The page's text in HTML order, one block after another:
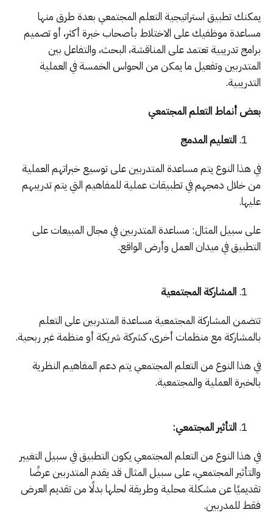
يمكنك تطبيق استراتيجية التعلم المجتمعي بعدة طرق منها
مساعدة موظفيك على الاختلاط بأصحاب خبرة أكثر، أو تصميم
برامج تدريبية تعتمد على المناقشة، البحث، والتفاعل بين
المتدربين وتفعيل ما يمكن من الحواس الخمسة في العملية
التدريبية.
بعض أنماط التعلم المجتمعي
التعليم المدمج
في هذا النوع يتم مساعدة المتدربين على توسيع خبراتهم العملية
من خلال دمجهم في تطبيقات عملية للمفاهيم التي يتم تدريبهم
عليها.
على سبيل المثال: مساعدة المتدربين في مجال المبيعات على
التطبيق في ميدان العمل وأرض الواقع.
المشاركة المجتمعية
تتضمن المشاركة المجتمعية مساعدة المتدربين على التعلم
بالمشاركة مع منظمات أخرى، كشركة شريكة أو منظمة غير ربحية.
في هذا النوع من التعلم المجتمعي يتم دعم المفاهيم النظرية
بالخبرة العملية والمجتمعية.
التأثير المجتمعي:
في هذا النوع من التعلم المجتمعي يكون التطبيق في سبيل التغيير
والتأثير المجتمعي، على سبيل المثال قد يقدم المتدربين عرضًا
تقديميًا عن مشكلة محلية وطريقة لحلها بدلًا من تقديم العرض
فقط للمدربين.